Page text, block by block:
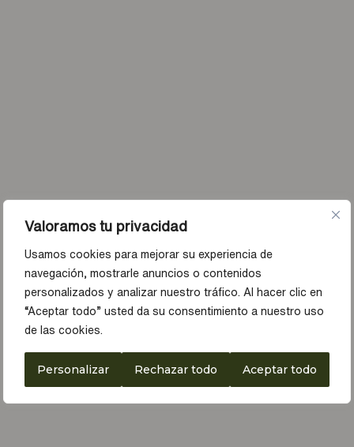
Valoramos tu privacidad
Usamos cookies para mejorar su experiencia de
navegación, mostrarle anuncios o contenidos
personalizados y analizar nuestro tráfico. Al hacer clic en
“Aceptar todo” usted da su consentimiento a nuestro uso
de las cookies.
Personalizar Rechazar todo Aceptar todo